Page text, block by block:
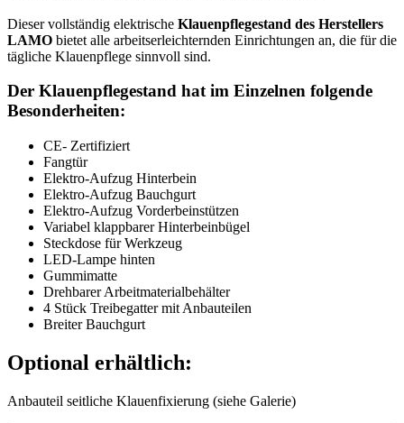
Dieser vollständig elektrische Klauenpflegestand des Herstellers
LAMO bietet alle arbeitserleichternden Einrichtungen an, die für die
tägliche Klauenpflege sinnvoll sind.
Der Klauenpflegestand hat im Einzelnen folgende
Besonderheiten:
CE- Zertifiziert
Fangtür
Elektro-Aufzug Hinterbein
Elektro-Aufzug Bauchgurt
Elektro-Aufzug Vorderbeinstützen
Variabel klappbarer Hinterbeinbügel
Steckdose für Werkzeug
LED-Lampe hinten
Gummimatte
Drehbarer Arbeitmaterialbehälter
4 Stück Treibegatter mit Anbauteilen
Breiter Bauchgurt
Optional erhältlich:
Anbauteil seitliche Klauenfixierung (siehe Galerie)